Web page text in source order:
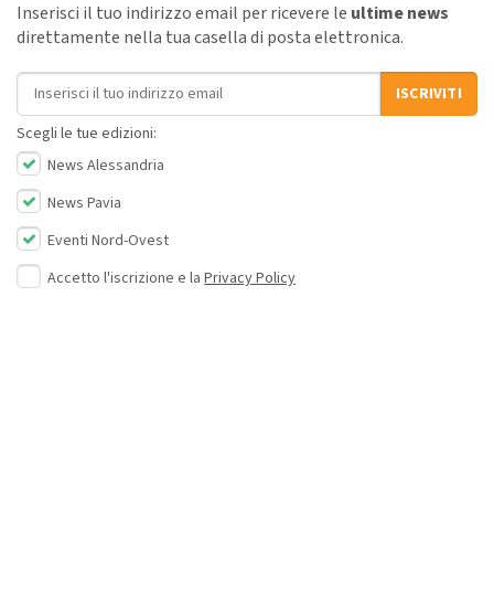
Inserisci il tuo indirizzo email per ricevere le ultime news
direttamente nella tua casella di posta elettronica.
Indirizzo email
ISCRIVITI
Scegli le tue edizioni:
News Alessandria
News Pavia
Eventi Nord-Ovest
Accetto l'iscrizione e la Privacy Policy